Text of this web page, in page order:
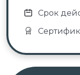
Срок